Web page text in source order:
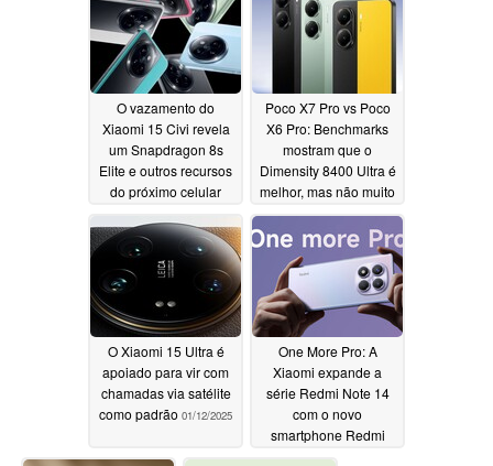
01/14/2025
O vazamento do
Xiaomi 15 Civi revela
um Snapdragon 8s
Elite e outros recursos
do próximo celular
focado em design
01/13/2025
Poco X7 Pro vs Poco
X6 Pro: Benchmarks
mostram que o
Dimensity 8400 Ultra é
melhor, mas não muito
01/13/2025
O Xiaomi 15 Ultra é
apoiado para vir com
chamadas via satélite
como padrão 01/12/2025
One More Pro: A
Xiaomi expande a
série Redmi Note 14
com o novo
smartphone Redmi
Note 14 Pro 4G